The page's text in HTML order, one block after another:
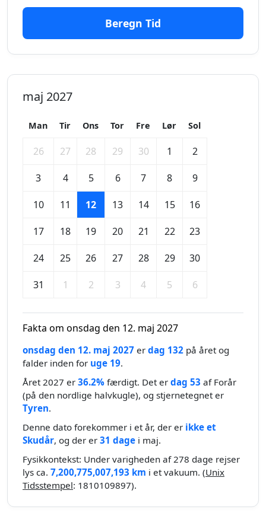
Beregn Tid
maj 2027
Man Tir Ons Tor Fre Lør Sol
26 27 28 29 30 1 2
3 4 5 6 7 8 9
10 11 12 13 14 15 16
17 18 19 20 21 22 23
24 25 26 27 28 29 30
31 1 2 3 4 5 6
Fakta om onsdag den 12. maj 2027
onsdag den 12. maj 2027 er dag 132 på året og
falder inden for uge 19.
Året 2027 er 36.2% færdigt. Det er dag 53 af Forår
(på den nordlige halvkugle), og stjernetegnet er
Tyren.
Denne dato forekommer i et år, der er ikke et
Skudår, og der er 31 dage i maj.
Fysikkontekst: Under varigheden af 278 dage rejser
lys ca. 7,200,775,007,193 km i et vakuum. (Unix
Tidsstempel: 1810109897).